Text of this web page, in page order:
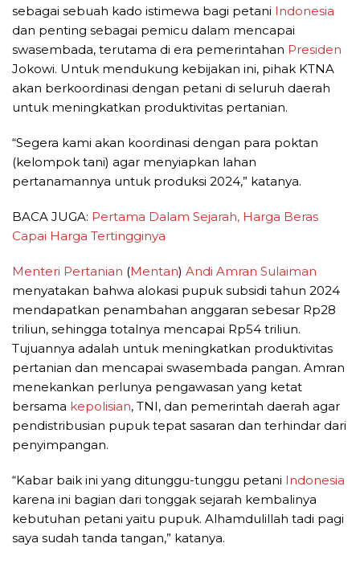
sebagai sebuah kado istimewa bagi petani Indonesia
dan penting sebagai pemicu dalam mencapai
swasembada, terutama di era pemerintahan Presiden
Jokowi. Untuk mendukung kebijakan ini, pihak KTNA
akan berkoordinasi dengan petani di seluruh daerah
untuk meningkatkan produktivitas pertanian.
“Segera kami akan koordinasi dengan para poktan
(kelompok tani) agar menyiapkan lahan
pertanamannya untuk produksi 2024,” katanya.
BACA JUGA: Pertama Dalam Sejarah, Harga Beras
Capai Harga Tertingginya
Menteri Pertanian (Mentan) Andi Amran Sulaiman
menyatakan bahwa alokasi pupuk subsidi tahun 2024
mendapatkan penambahan anggaran sebesar Rp28
triliun, sehingga totalnya mencapai Rp54 triliun.
Tujuannya adalah untuk meningkatkan produktivitas
pertanian dan mencapai swasembada pangan. Amran
menekankan perlunya pengawasan yang ketat
bersama kepolisian, TNI, dan pemerintah daerah agar
pendistribusian pupuk tepat sasaran dan terhindar dari
penyimpangan.
“Kabar baik ini yang ditunggu-tunggu petani Indonesia
karena ini bagian dari tonggak sejarah kembalinya
kebutuhan petani yaitu pupuk. Alhamdulillah tadi pagi
saya sudah tanda tangan,” katanya.